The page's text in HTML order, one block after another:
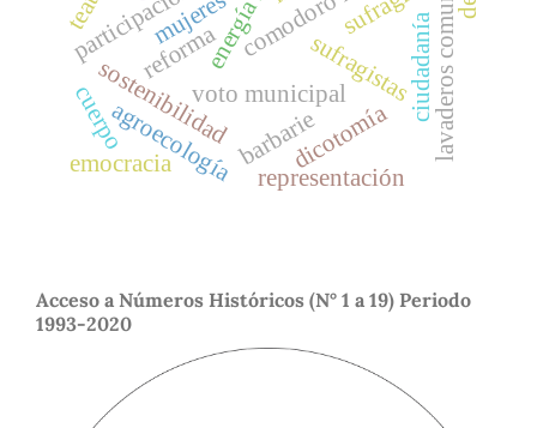
voto municipalsufragistas
sostenibilidad
agroecología
ciudadanía
reforma
barbariedicotomía
cuerpo
representación
mujeres
emocracia
Acceso a Números Históricos (N° 1 a 19) Periodo
1993-2020